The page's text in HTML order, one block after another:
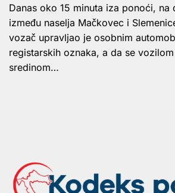
Danas oko 15 minuta iza ponoći, na
između naselja Mačkovec i
vozač upravljao je osobnim
registarskih oznaka, a da se
sredinom…